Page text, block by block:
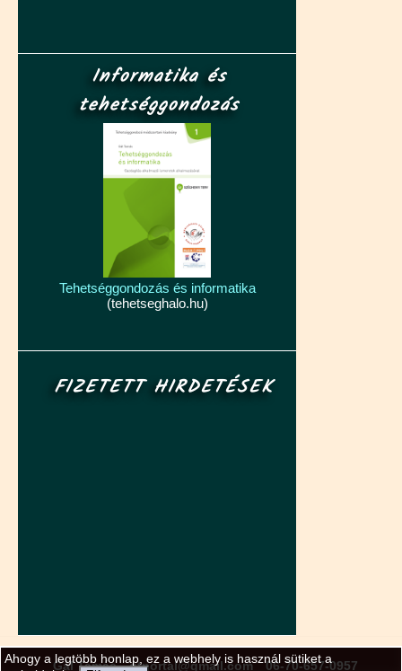
Informatika és
tehetséggondozás
Tehetséggondozás és informatika
(tehetseghalo.hu)
FIZETETT HIRDETÉSEK
Gál Tamás gtportal@gmail.com 06-70-657-0957
Ahogy a legtöbb honlap, ez a webhely is használ sütiket a